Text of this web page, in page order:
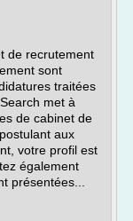
de recrutement
sont
traitées
met à
de cabinet de
aux
votre profil est
également
présentées...